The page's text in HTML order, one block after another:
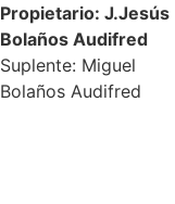
Propietario: J.Jesús
Bolaños Audifred
Suplente: Miguel
Bolaños Audifred